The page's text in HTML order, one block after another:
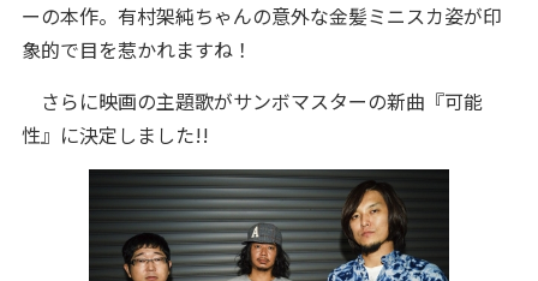
ーの本作。有村架純ちゃんの意外な金髪ミニスカ姿が印
象的で目を惹かれますね！
さらに映画の主題歌がサンボマスターの新曲『可能
性』に決定しました!!